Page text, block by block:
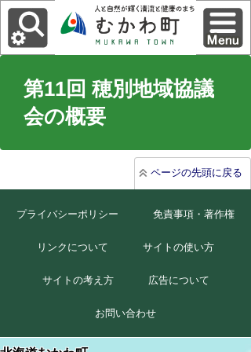
第11回 穂別地域協議
会の概要
ページの先頭に戻る
プライバシーポリシー 免責事項・著作権
リンクについて サイトの使い方
サイトの考え方 広告について
お問い合わせ